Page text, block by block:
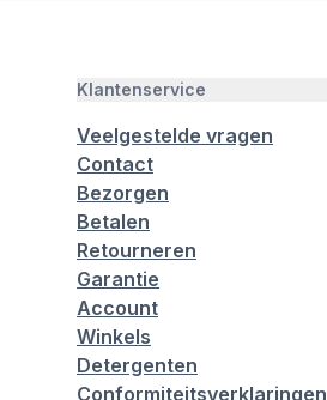
Klantenservice
Veelgestelde vragen
Contact
Bezorgen
Betalen
Retourneren
Garantie
Account
Winkels
Detergenten
Conformiteitsverklaringen